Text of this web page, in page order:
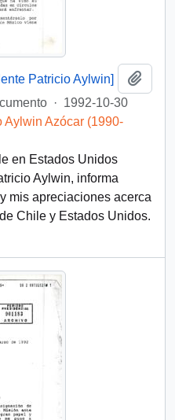
Patricio Aylwin]
· 1992-10-30
Aylwin Azócar (1990-
en Estados Unidos
Aylwin, informa
mis apreciaciones acerca
Chile y Estados Unidos.